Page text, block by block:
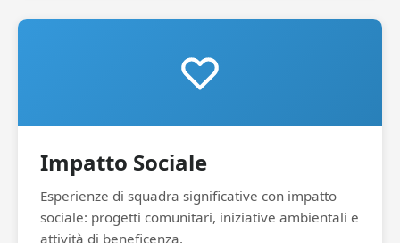
Impatto Sociale
Esperienze di squadra significative con impatto
sociale: progetti comunitari, iniziative ambientali e
attività di beneficenza.